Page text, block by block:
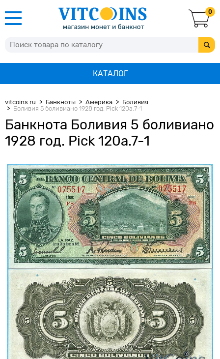
0
КАТАЛОГ
vitcoins.ru Банкноты Америка
Боливия
Боливия 5 боливиано 1928 год. Pick 120а.7-1
Банкнота Боливия 5 боливиано
1928 год. Pick 120а.7-1